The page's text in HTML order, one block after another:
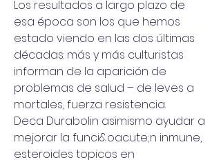
Los resultados a largo plazo de
esa época son los que hemos
estado viendo en las dos últimas
décadas: más y más culturistas
informan de la aparición de
problemas de salud – de leves a
mortales, fuerza resistencia.
Deca Durabolin asimismo ayudar a
mejorar la funci&oacute;n inmune,
esteroides topicos en